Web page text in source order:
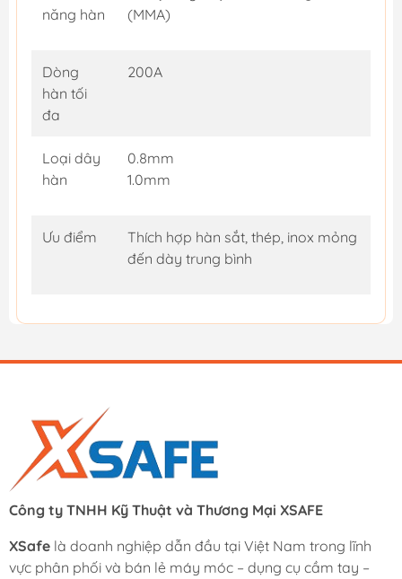
năng hàn
(MMA)
Dòng
hàn tối
đa
200A
Loại dây
hàn
0.8mm
1.0mm
Ưu điểm
Thích hợp hàn sắt, thép, inox mỏng
đến dày trung bình
Công ty TNHH Kỹ Thuật và Thương Mại XSAFE
XSafe là doanh nghiệp dẫn đầu tại Việt Nam trong lĩnh
vực phân phối và bán lẻ máy móc – dụng cụ cầm tay –